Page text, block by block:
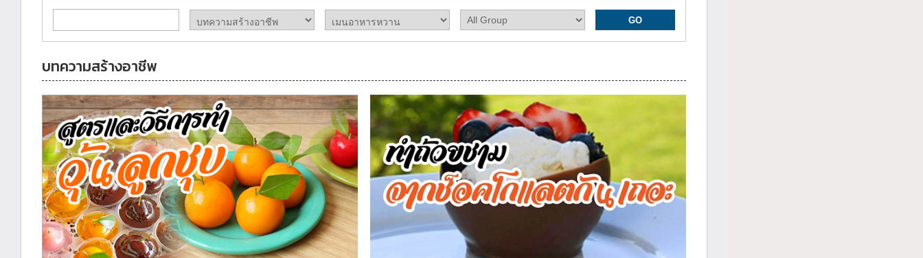
บทความสร้างอาชีพ